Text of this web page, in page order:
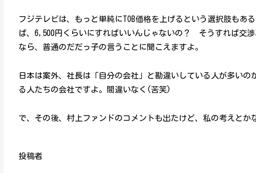
フジテレビは、もっと単純にTOB価格を上げるという選択肢もあ
ば、6,500円くらいにすればいいんじゃないの？ そうすれば交
なら、普通のだだっ子の言うことに聞こえますよ。
日本は案外、社長は「自分の会社」と勘違いしている人が多い
る人たちの会社ですよ。間違いなく(苦笑)
で、その後、村上ファンドのコメントも出たけど、私の考えとか
投稿者